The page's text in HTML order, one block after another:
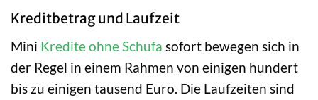
Kreditbetrag und Laufzeit
Mini Kredite ohne Schufa sofort bewegen sich in
der Regel in einem Rahmen von einigen hundert
bis zu einigen tausend Euro. Die Laufzeiten sind